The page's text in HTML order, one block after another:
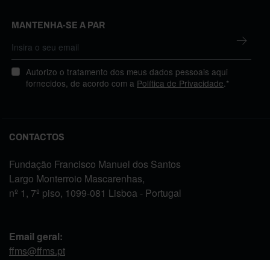
MANTENHA-SE A PAR
Autorizo o tratamento dos meus dados pessoais aqui
fornecidos, de acordo com a Política de Privacidade .*
CONTACTOS
Fundação Francisco Manuel dos Santos
Largo Monterroio Mascarenhas,
nº 1, 7º piso, 1099-081 Lisboa - Portugal
Email geral:
ffms@ffms.pt